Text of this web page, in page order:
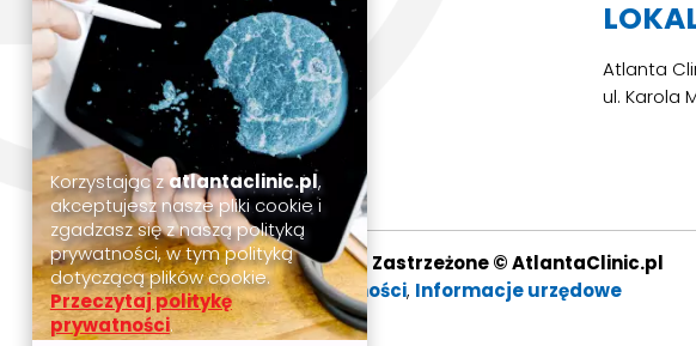
Atlanta
ul. Karola
Wszystkie Prawa Zastrzeżone © AtlantaClinic.pl
Polityka prywatności, Informacje urzędowe
Korzystając zatlantaclinic.pl,
akceptujesz nasze pliki cookie i
zgadzasz się z naszą polityką
prywatności, w tym polityką
dotyczącą plików cookie.
Przeczytaj politykę
prywatności.